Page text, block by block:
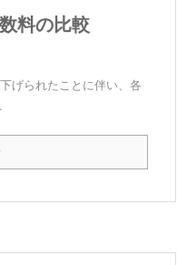
料の比較
げられたことに伴い、各